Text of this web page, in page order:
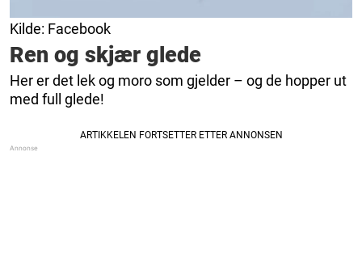
Kilde: Facebook
Ren og skjær glede
Her er det lek og moro som gjelder – og de hopper ut
med full glede!